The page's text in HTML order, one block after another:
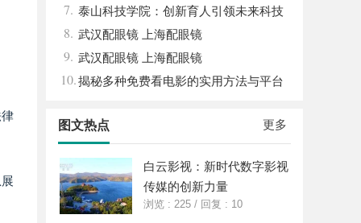
湿机的应用与优势
7. 泰山科技学院：创新育人引领未来科技
发展新高地
8. 武汉配眼镜 上海配眼镜
9. 武汉配眼镜 上海配眼镜
10.揭秘多种免费看电影的实用方法与平台
更多
图文热点
白云影视：新时代数字影视
传媒的创新力量
浏览 : 225 / 回复 : 10